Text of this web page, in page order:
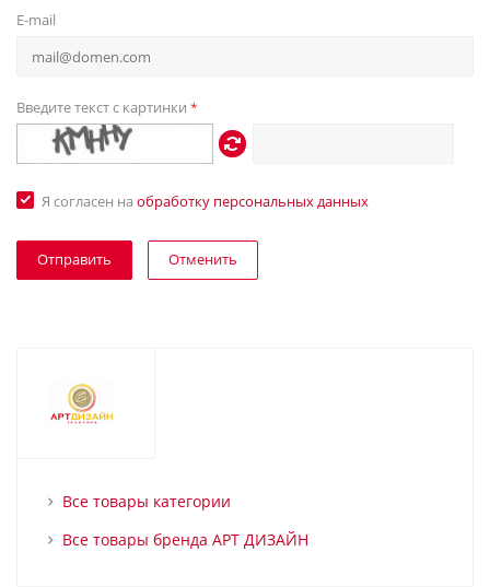
E-mail
Введите текст с картинки *
Я согласен на обработку персональных данных
Отменить
Все товары категории
Все товары бренда АРТ ДИЗАЙН